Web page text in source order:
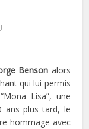
Benson alors
qui lui permis
Lisa”, une
ans plus tard, le
hommage avec